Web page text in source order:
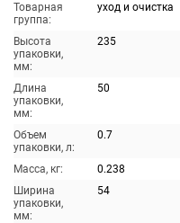
Товарная
группа:
уход и очистка
Высота
упаковки,
мм:
235
Длина
упаковки,
мм:
50
Объем
упаковки, л:
0.7
Масса, кг:
0.238
Ширина
упаковки,
мм:
54